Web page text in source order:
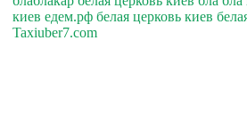
киев едем.рф белая церковь киев
Taxiuber7.com